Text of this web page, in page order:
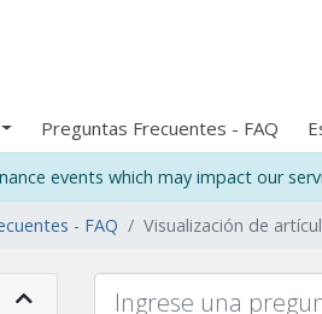
Preguntas Frecuentes - FAQ
events which may impact our
- FAQ Visualización de